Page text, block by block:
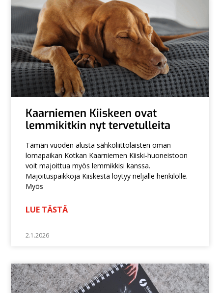
Kaarniemen Kiiskeen ovat
lemmikitkin nyt tervetulleita
Tämän vuoden alusta sähköliittolaisten oman
lomapaikan Kotkan Kaarniemen Kiiski-huoneistoon
voit majoittua myös lemmikkisi kanssa.
Majoituspaikkoja Kiiskestä löytyy neljälle henkilölle.
Myös
LUE TÄSTÄ
2.1.2026